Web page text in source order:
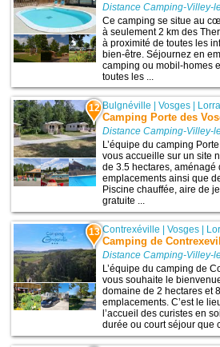
Distance Camping-Villey-
Ce camping se situe au
à seulement 2 km des
à proximité de toutes les
bien-être. Séjournez en
camping ou mobil-homes
toutes les ...
12 Bulgnéville |Vosges
Camping Porte des
Distance Camping-Villey-
L’équipe du camping
vous accueille sur un site
de 3.5 hectares, aménagé
emplacements ainsi que
Piscine chauffée, aire de
gratuite ...
13 Contrexéville |Vosges
Camping de
Distance Camping-Villey-
L’équipe du camping de
vous souhaite le
domaine de 2 hectares et
emplacements. C’est le
l’accueil des curistes en
durée ou court séjour que